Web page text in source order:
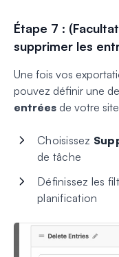
Étape 7 :
supprimer les
Une fois vos
pouvez définir une
entrées de votre
Choisissez
de tâche
Définissez les
planification